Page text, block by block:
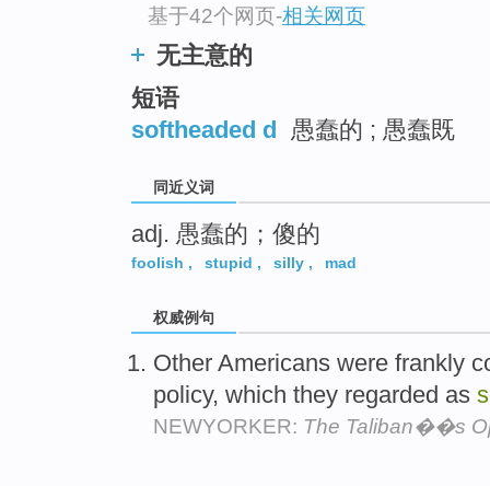
基于42个网页-相关网页
无主意的
短语
softheaded d 愚蠢的 ; 愚蠢既
同近义词
adj. 愚蠢的；傻的
foolish , stupid , silly , mad
权威例句
Other Americans were frankly
policy, which they regarded as
NEWYORKER: The Taliban��s